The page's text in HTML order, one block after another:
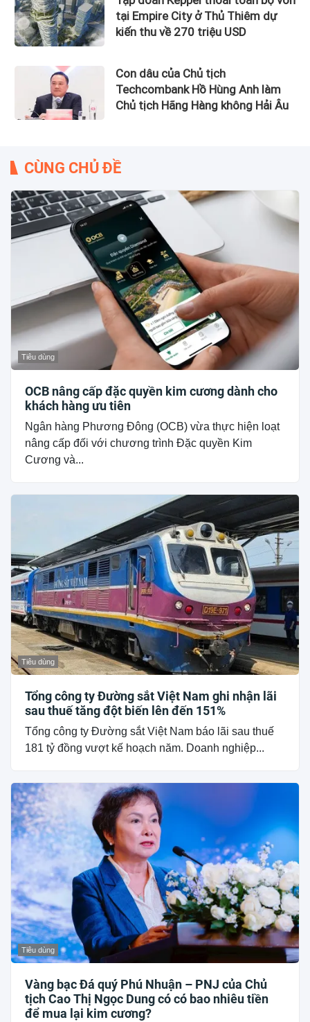
tại Empire City ở Thủ Thiêm dự
kiến thu về 270 triệu USD
Con dâu của Chủ tịch
Techcombank Hồ Hùng Anh làm
Chủ tịch Hãng Hàng không Hải Âu
CÙNG CHỦ ĐỀ
Tiêu dùng
OCB nâng cấp đặc quyền kim cương dành cho
khách hàng ưu tiên
Ngân hàng Phương Đông (OCB) vừa thực hiện loạt
nâng cấp đối với chương trình Đặc quyền Kim
Cương và...
Tiêu dùng
Tổng công ty Đường sắt Việt Nam ghi nhận lãi
sau thuế tăng đột biến lên đến 151%
Tổng công ty Đường sắt Việt Nam báo lãi sau thuế
181 tỷ đồng vượt kế hoạch năm. Doanh nghiệp...
Tiêu dùng
Vàng bạc Đá quý Phú Nhuận – PNJ của Chủ
tịch Cao Thị Ngọc Dung có có bao nhiêu tiền
để mua lại kim cương?